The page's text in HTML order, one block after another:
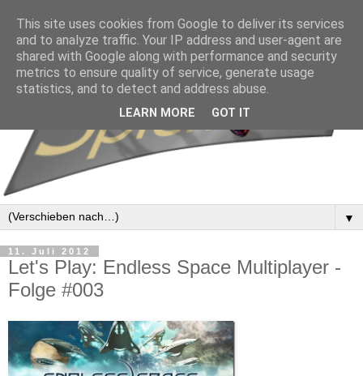
▼
11. Juli 2012
Let's Play: Endless Space Multiplayer -
Folge #003
This site uses cookies from Google to deliver its services
and to analyze traffic. Your IP address and user-agent are
shared with Google along with performance and security
metrics to ensure quality of service, generate usage
statistics, and to detect and address abuse.
LEARN MORE GOT IT